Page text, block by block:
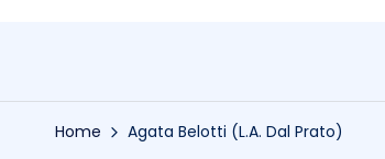
Home Agata Belotti (L.A. Dal Prato)